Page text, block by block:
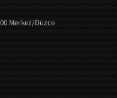
Merkez/Düzce